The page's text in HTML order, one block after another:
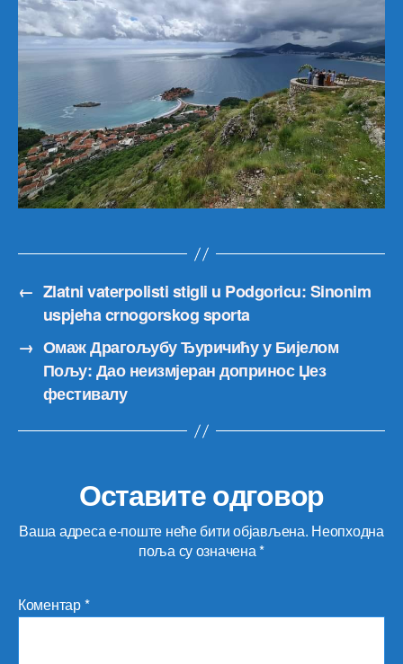
← Zlatni vaterpolisti stigli u Podgoricu: Sinonim
uspjeha crnogorskog sporta
→ Омаж Драгољубу Ђуричићу у Бијелом
Пољу: Дао неизмјеран допринос Џез
фестивалу
Оставите одговор
Ваша адреса е-поште неће бити објављена. Неопходна
поља су означена*
Коментар*